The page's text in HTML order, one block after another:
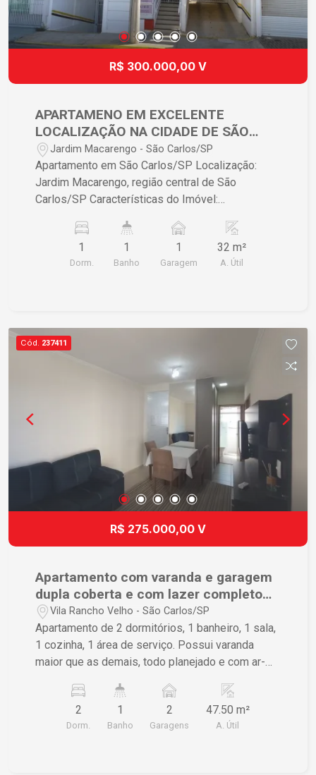
R$ 300.000,00 V
APARTAMENO EM EXCELENTE
LOCALIZAÇÃO NA CIDADE DE SÃO
CARLOS/SP
Jardim Macarengo - São Carlos/SP
Apartamento em São Carlos/SP Localização:
Jardim Macarengo, região central de São
Carlos/SP Características do Imóvel:
garagem Sala bem iluminada Este apartamento é
uma excelente oportunidade tanto para moradia
universitária quanto para investimento. Com sua
ideal para quem busca conforto e praticidade.
Não perca essa chance de garantir um imóvel em
uma das melhores regiões de São Carlos! Fale
1
Dorm.
1
Banho
1
Garagem
32 m²
A. Útil
Cód. 237411
R$ 275.000,00 V
Apartamento com varanda e garagem
dupla coberta e com lazer completo
em uma maravilhosa localização.
Vila Rancho Velho - São Carlos/SP
Apartamento de 2 dormitórios, 1 banheiro, 1 sala,
1 cozinha, 1 área de serviço. Possui varanda
maior que as demais, todo planejado e com ar-
2
Dorm.
1
Banho
2
Garagens
47.50 m²
A. Útil